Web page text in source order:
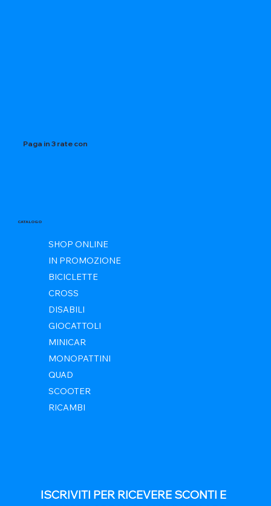
Paga in 3 rate con
CATALOGO
SHOP ONLINE
IN PROMOZIONE
BICICLETTE
CROSS
DISABILI
GIOCATTOLI
MINICAR
MONOPATTINI
QUAD
SCOOTER
RICAMBI
ISCRIVITI PER RICEVERE SCONTI E